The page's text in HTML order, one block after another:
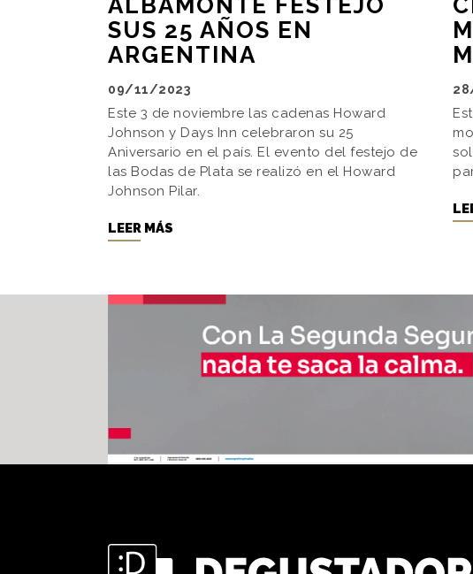
ALBAMONTE FESTEJÓ
SUS 25 AÑOS EN
ARGENTINA
09/11/2023
Este 3 de noviembre las cadenas Howard
Johnson y Days Inn celebraron su 25
Aniversario en el país. El evento del festejo de
las Bodas de Plata se realizó en el Howard
Johnson Pilar.
LEER MÁS